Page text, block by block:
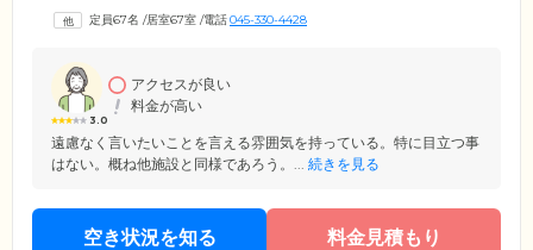
す。さらにお一人おひとりのお体の状態に合わせた機能訓練を行ってい
定員67名 /居室67室 /電話045-330-4428
3.0
アクセスが良い
料金が高い
遠慮なく言いたいことを言える雰囲気を持っている。特に目立つ事
はない。概ね他施設と同様であろう。... 続きを見る
空き状況を知る 料金見積もり